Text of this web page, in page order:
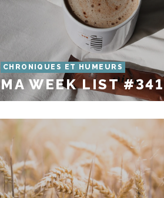
CHRONIQUES ET HUMEURS
MA WEEK LIST #341